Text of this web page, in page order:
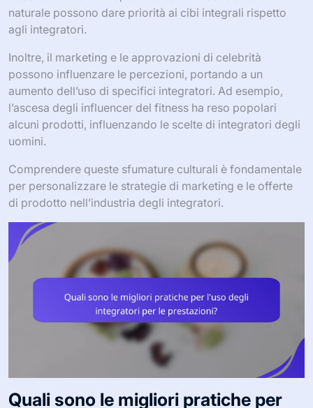
naturale possono dare priorità ai cibi integrali rispetto
agli integratori.
Inoltre, il marketing e le approvazioni di celebrità
possono influenzare le percezioni, portando a un
aumento dell’uso di specifici integratori. Ad esempio,
l’ascesa degli influencer del fitness ha reso popolari
alcuni prodotti, influenzando le scelte di integratori degli
uomini.
Comprendere queste sfumature culturali è fondamentale
per personalizzare le strategie di marketing e le offerte
di prodotto nell’industria degli integratori.
Quali sono le migliori pratiche per